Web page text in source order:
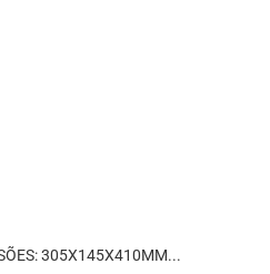
305X145X410MM...